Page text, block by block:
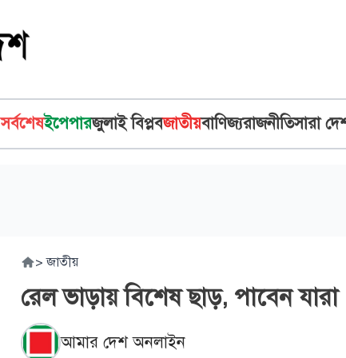
সর্বশেষইপেপারজুলাই বিপ্লবজাতীয়বাণিজ্যরাজনীতিসারা
> জাতীয়
রেল ভাড়ায় বিশেষ ছাড়, পাবেন যারা
আমার দেশ অনলাইন